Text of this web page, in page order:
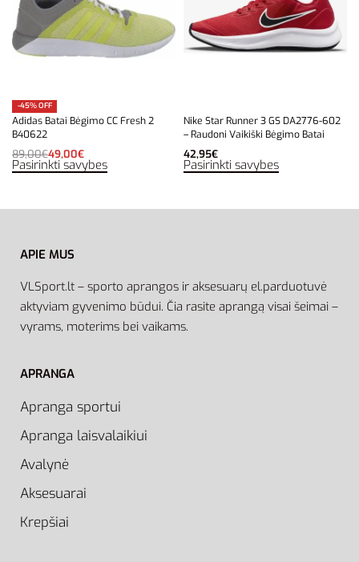
-45% OFF
Adidas Batai Bėgimo CC Fresh 2
B40622
89,00€49,00€
Pasirinkti savybes
Nike Star Runner 3 GS DA2776-602
– Raudoni Vaikiški Bėgimo Batai
42,95€
Pasirinkti savybes
APIE MUS
VLSport.lt – sporto aprangos ir aksesuarų el.parduotuvė
aktyviam gyvenimo būdui. Čia rasite aprangą visai šeimai –
vyrams, moterims bei vaikams.
APRANGA
Apranga sportui
Apranga laisvalaikiui
Avalynė
Aksesuarai
Krepšiai